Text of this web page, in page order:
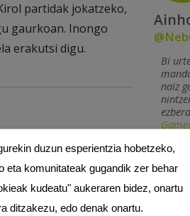
partidak jokatzeko,
gaurkoan. Inongo
erakutsi digu.
Bi
naiz
duzun esperientzia hobetzeko,
eta komunitateak gugandik zer behar
kudeatu" aukeraren bidez, onartu
ditzakezu, edo denak onartu.